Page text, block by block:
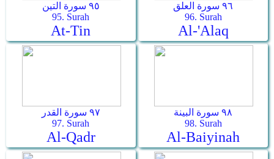
٩٥ سورة التين
95. Surah
At-Tin
٩٦ سورة العلق
96. Surah
Al-'Alaq
٩٧ سورة القدر
97. Surah
Al-Qadr
٩٨ سورة البينة
98. Surah
Al-Baiyinah